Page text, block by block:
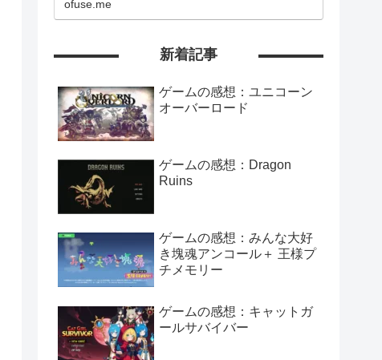
ofuse.me
新着記事
ゲームの感想：ユニコーン
オーバーロード
ゲームの感想：Dragon
Ruins
ゲームの感想：みんな大好
き塊魂アンコール＋ 王様プ
チメモリー
ゲームの感想：キャットガ
ールサバイバー